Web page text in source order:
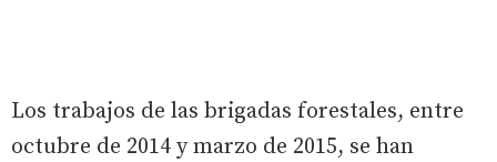
Los trabajos de las brigadas forestales, entre
octubre de 2014 y marzo de 2015, se han